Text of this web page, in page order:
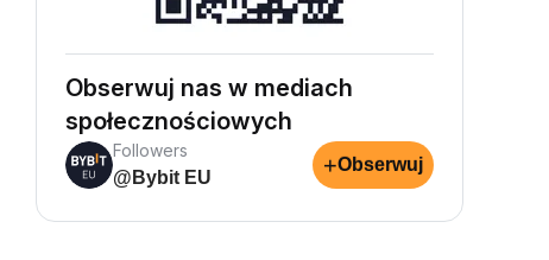
Obserwuj nas w mediach
społecznościowych
Followers
@Bybit EU
+Obserwuj